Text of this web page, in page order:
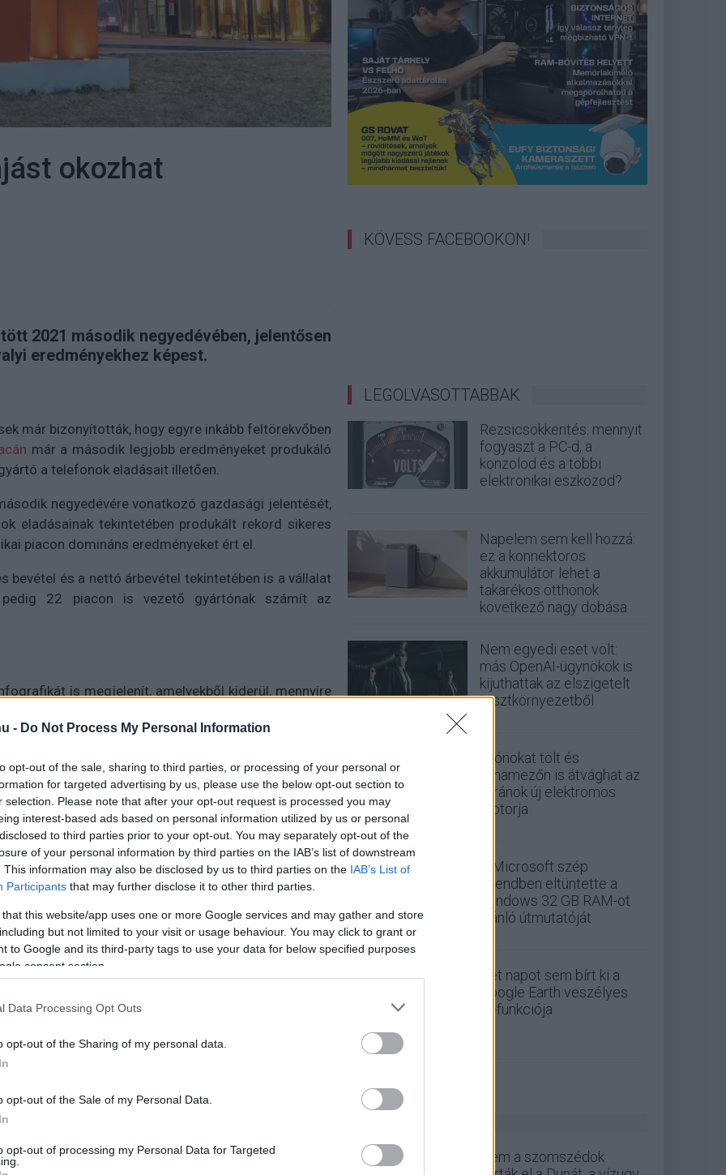
- Do Not Process My Personal Information
opt-out of the sale, sharing to third parties, or processing of your personal or
for targeted advertising by us, please use the below opt-out section to
selection. Please note that after your opt-out request is processed you may
interest-based ads based on personal information utilized by us or personal
to third parties prior to your opt-out. You may separately opt-out of the
of your personal information by third parties on the IAB’s list of downstream
This information may also be disclosed by us to third parties on the IAB’s List of
Participants that may further disclose it to other third parties.
that this website/app uses one or more Google services and may gather and store
but not limited to your visit or usage behaviour. You may click to grant or
to Google and its third-party tags to use your data for below specified purposes
consent section.
Data Processing Opt Outs
opt-out of the Sharing of my personal data.
opt-out of the Sale of my Personal Data.
opt-out of processing my Personal Data for Targeted
okozhat
2021 második negyedévében, jelentősen
eredményekhez képest.
már bizonyították, hogy egyre inkább feltörekvőben
már a második legjobb eredményeket produkáló
a telefonok eladásait illetően.
negyedévére vonatkozó gazdasági jelentését,
eladásainak tekintetében produkált rekord sikeres
piacon domináns eredményeket ért el.
bevétel és a nettó árbevétel tekintetében is a vállalat
pedig 22 piacon is vezető gyártónak számít az
is megjelenít, amelyekből kiderül, mennyire
okotelefont értékesített, 86,8%-kal többet mint
pedig 16,7%, már csak a Samsung előzi meg
KÖVESS FACEBOOKON!
LEGOLVASOTTABBAK
Rezsicsökkentés: mennyit
fogyaszt a PC-d, a
konzolod és a többi
elektronikai eszközöd?
Napelem sem kell hozzá:
ez a konnektoros
akkumulátor lehet a
takarékos otthonok
következő nagy dobása
Nem egyedi eset volt:
más OpenAI-ügynökök is
kijuthattak az elszigetelt
tesztkörnyezetből
Drónokat tölt és
aknamezőn is átvághat az
ukránok új elektromos
motorja
A Microsoft szép
csendben eltüntette a
Windows 32 GB RAM-ot
ajánló útmutatóját
Két napot sem bírt ki a
Google Earth veszélyes
AI-funkciója
Nem a szomszédok